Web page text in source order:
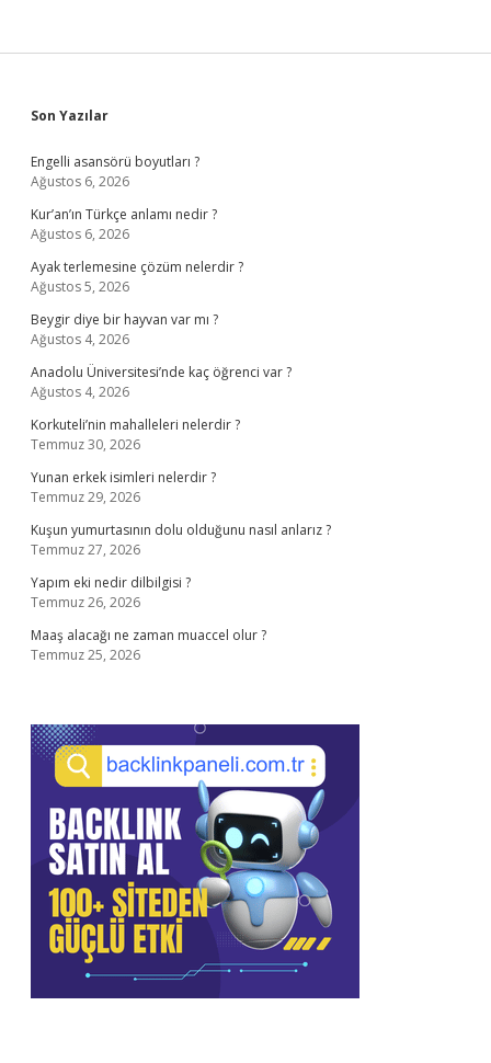
Sidebar
Son Yazılar
Engelli asansörü boyutları ?
Ağustos 6, 2026
Kur’an’ın Türkçe anlamı nedir ?
Ağustos 6, 2026
Ayak terlemesine çözüm nelerdir ?
Ağustos 5, 2026
Beygir diye bir hayvan var mı ?
Ağustos 4, 2026
Anadolu Üniversitesi’nde kaç öğrenci var ?
Ağustos 4, 2026
Korkuteli’nin mahalleleri nelerdir ?
Temmuz 30, 2026
Yunan erkek isimleri nelerdir ?
Temmuz 29, 2026
Kuşun yumurtasının dolu olduğunu nasıl anlarız ?
Temmuz 27, 2026
Yapım eki nedir dilbilgisi ?
Temmuz 26, 2026
Maaş alacağı ne zaman muaccel olur ?
Temmuz 25, 2026